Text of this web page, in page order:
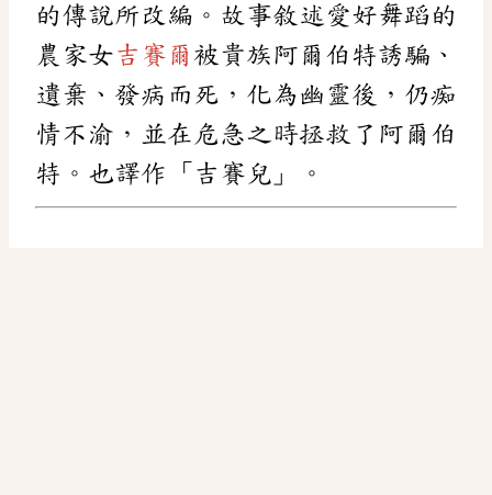
的傳說所改編。故事敘述愛好舞蹈的
農家女吉賽爾 被貴族阿爾伯特誘騙、
遺棄、發病而死，化為幽靈後，仍痴
情不渝，並在危急之時拯救了阿爾伯
特。也譯作「吉賽兒」。